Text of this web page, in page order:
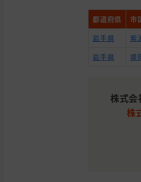
都道府県 市
岩手県
紫
岩手県
盛
株式会
株